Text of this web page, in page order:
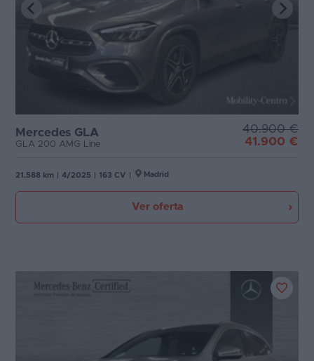
Mercedes GLA
GLA 200 AMG Line
40.900 €
41.900 €
21.588 km 4/2025 163 CV Madrid
Ver oferta